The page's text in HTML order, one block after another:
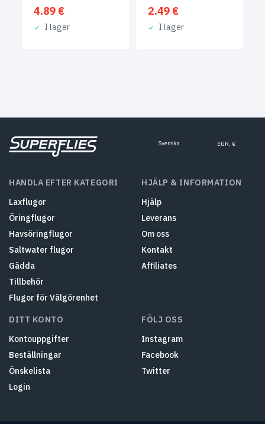
4.89 €
I lager
2.49 €
I lager
Svenska EUR, €
HANDLA EFTER KATEGORI
Laxflugor
Öringflugor
Havsöringflugor
Saltwater flugor
Gädda
Tillbehör
Flugor för Välgörenhet
HJÄLP & INFORMATION
Hjälp
Leverans
Om oss
Kontakt
Affiliates
DITT KONTO
Kontouppgifter
Beställningar
Önskelista
Login
FÖLJ OSS
Instagram
Facebook
Twitter